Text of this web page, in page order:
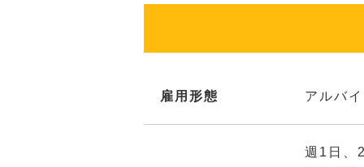
雇用形態 アルバ
週1日、